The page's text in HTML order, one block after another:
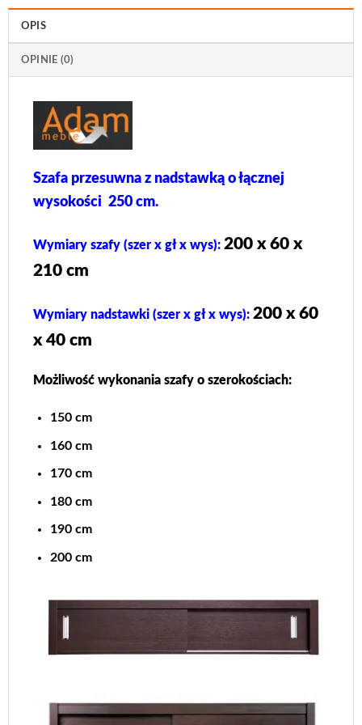
OPIS
OPINIE (0)
Szafa przesuwna z nadstawką o łącznej
wysokości 250 cm.
Wymiary szafy (szer x gł x wys): 200 x 60 x
210 cm
Wymiary nadstawki (szer x gł x wys): 200 x 60
x 40 cm
Możliwość wykonania szafy o szerokościach:
150 cm
160 cm
170 cm
180 cm
190 cm
200 cm